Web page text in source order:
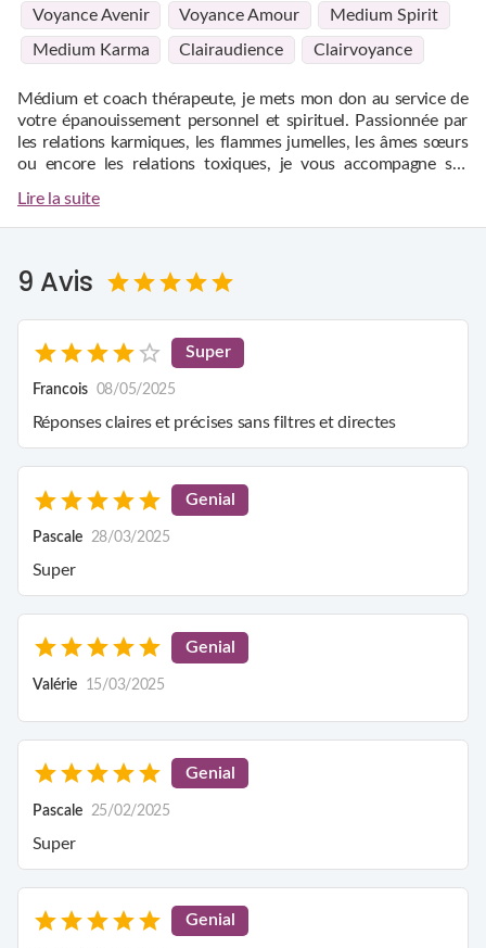
Voyance Avenir Voyance Amour Medium Spirit
Medium Karma Clairaudience Clairvoyance
Médium et coach thérapeute, je mets mon don au service de
votre épanouissement personnel et spirituel. Passionnée par
les relations karmiques, les flammes jumelles, les âmes sœurs
ou encore les relations toxiques, je vous accompagne sur
émotionnels, familiaux ou professionnels.
m'appuyant sur les synchronicités et les signes que vos guides
vous envoient. Chaque rencontre, chaque événement a un
Ensemble, nous travaillerons à identifier et à guérir vos
blessures d'âme, à décrypter les schémas répétitifs qui vous
empêchent d'avancer, et à lever les blocages affectifs qui
freinent votre évolution.
Spécialiste des problématiques émotionnelles et spirituelles, je
vous guide avec bienveillance pour mieux comprendre votre
présent et envisager votre futur avec sérénité et clarté. Que
vous soyez en quête de réponses sur votre parcours de vie ou
désireux de mieux comprendre les énergies qui vous
Lire la suite
9 Avis
Super
Francois 08/05/2025
Réponses claires et précises sans filtres et directes
Genial
Pascale 28/03/2025
Super
Genial
Valérie 15/03/2025
Genial
Pascale 25/02/2025
Super
Genial